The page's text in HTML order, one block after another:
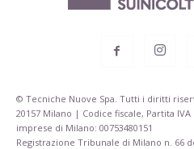
© Tecniche Nuove Spa. Tutti i diritti
20157 Milano | Codice fiscale, Partita
imprese di Milano: 00753480151
Registrazione Tribunale di Milano n. 66